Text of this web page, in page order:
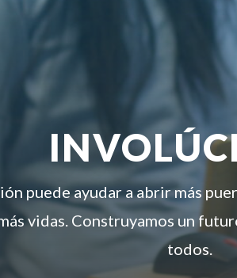
puede ayudar a abrir más
vidas. Construyamos un
todos.